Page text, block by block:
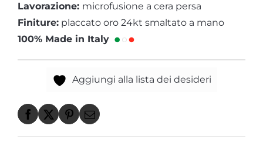
Lavorazione: microfusione a cera persa
Finiture: placcato oro 24kt smaltato a mano
100% Made in Italy
Aggiungi alla lista dei desideri